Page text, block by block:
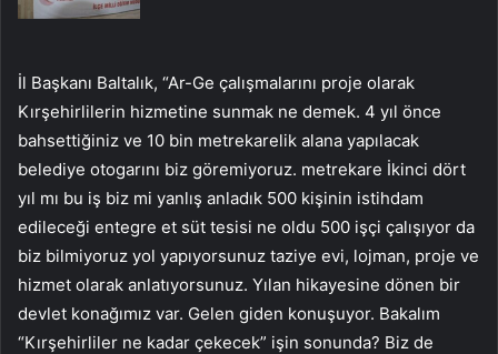
İl Başkanı Baltalık, “Ar-Ge çalışmalarını proje olarak
Kırşehirlilerin hizmetine sunmak ne demek. 4 yıl önce
bahsettiğiniz ve 10 bin metrekarelik alana yapılacak
belediye otogarını biz göremiyoruz. metrekare İkinci dört
yıl mı bu iş biz mi yanlış anladık 500 kişinin istihdam
edileceği entegre et süt tesisi ne oldu 500 işçi çalışıyor da
biz bilmiyoruz yol yapıyorsunuz taziye evi, lojman, proje ve
hizmet olarak anlatıyorsunuz. Yılan hikayesine dönen bir
devlet konağımız var. Gelen giden konuşuyor. Bakalım
“Kırşehirliler ne kadar çekecek” işin sonunda? Biz de